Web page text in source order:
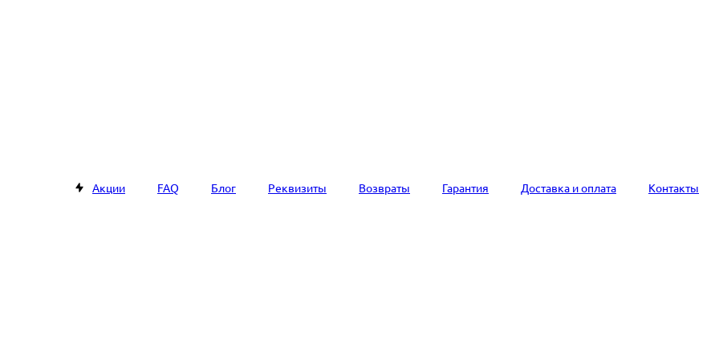
Акции FAQ Блог Реквизиты Возвраты Гарантия Доставка и оплата Контакты